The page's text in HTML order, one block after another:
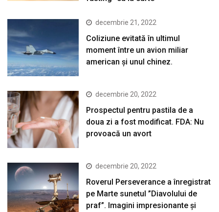
decembrie 21, 2022
Coliziune evitată în ultimul
moment între un avion miliar
american şi unul chinez.
decembrie 20, 2022
Prospectul pentru pastila de a
doua zi a fost modificat. FDA: Nu
provoacă un avort
decembrie 20, 2022
Roverul Perseverance a înregistrat
pe Marte sunetul ”Diavolului de
praf”. Imagini impresionante și